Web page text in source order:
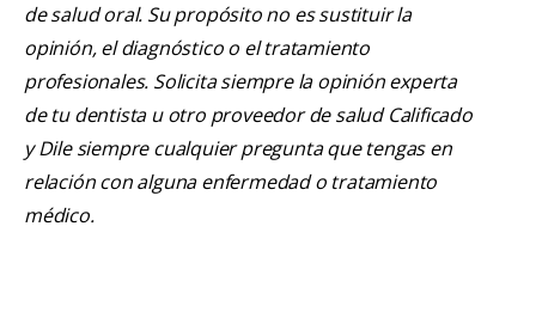
de salud oral. Su propósito no es sustituir la
opinión, el diagnóstico o el tratamiento
profesionales. Solicita siempre la opinión experta
de tu dentista u otro proveedor de salud Calificado
y Dile siempre cualquier pregunta que tengas en
relación con alguna enfermedad o tratamiento
médico.